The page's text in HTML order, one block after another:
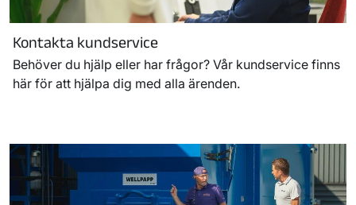
Kontakta kundservice
Behöver du hjälp eller har frågor? Vår kundservice finns
här för att hjälpa dig med alla ärenden.